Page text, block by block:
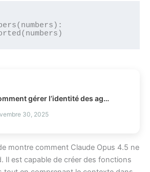
Comment gérer l’identité des agents IA en production IAM ?
30, 2025
montre comment Claude Opus 4.5 ne
Il est capable de créer des fonctions